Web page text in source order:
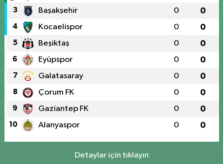
3 Başakşehir 0 0
4 Kocaelispor 0 0
5 Beşiktaş 0 0
6 Eyüpspor 0 0
7 Galatasaray 0 0
8 Çorum FK 0 0
9 Gaziantep FK 0 0
10 Alanyaspor 0 0
Detaylar için tıklayın